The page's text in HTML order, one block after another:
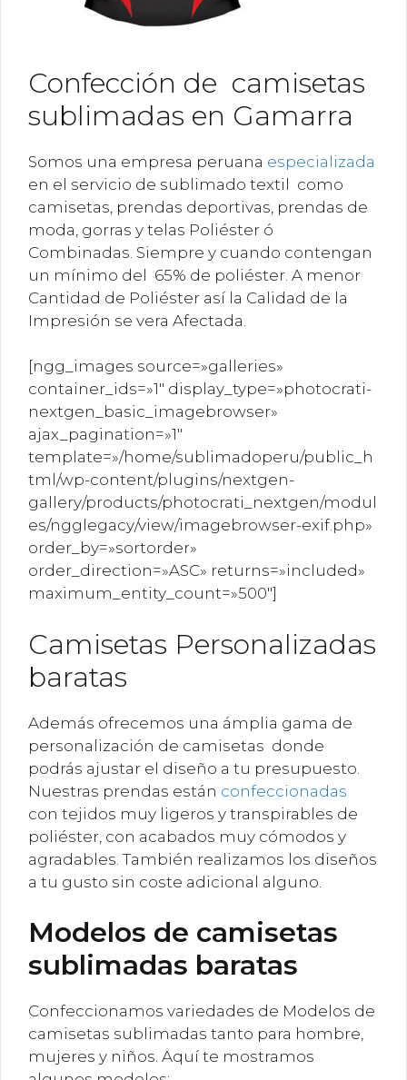
Confección de camisetas
sublimadas en Gamarra
Somos una empresa peruana especializada
en el servicio de sublimado textil como
camisetas, prendas deportivas, prendas de
moda, gorras y telas Poliéster ó
Combinadas. Siempre y cuando contengan
un mínimo del 65% de poliéster. A menor
Cantidad de Poliéster así la Calidad de la
Impresión se vera Afectada.
[ngg_images source=»galleries»
container_ids=»1″ display_type=»photocrati-
nextgen_basic_imagebrowser»
ajax_pagination=»1″
template=»/home/sublimadoperu/public_h
tml/wp-content/plugins/nextgen-
gallery/products/photocrati_nextgen/modul
es/ngglegacy/view/imagebrowser-exif.php»
order_by=»sortorder»
order_direction=»ASC» returns=»included»
maximum_entity_count=»500″]
Camisetas Personalizadas
baratas
Además ofrecemos una ámplia gama de
personalización de camisetas donde
podrás ajustar el diseño a tu presupuesto.
Nuestras prendas están confeccionadas
con tejidos muy ligeros y transpirables de
poliéster, con acabados muy cómodos y
agradables. También realizamos los diseños
a tu gusto sin coste adicional alguno.
Modelos de camisetas
sublimadas baratas
Confeccionamos variedades de Modelos de
camisetas sublimadas tanto para hombre,
mujeres y niños. Aquí te mostramos